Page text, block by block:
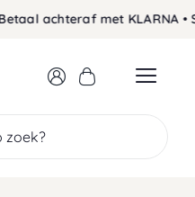
achteraf met KLARNA •